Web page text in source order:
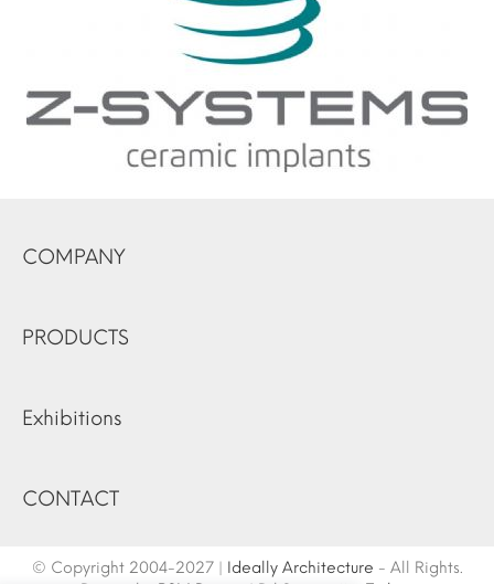
COMPANY
PRODUCTS
Exhibitions
CONTACT
© Copyright 2004-2027 | Ideally Architecture - All Rights.